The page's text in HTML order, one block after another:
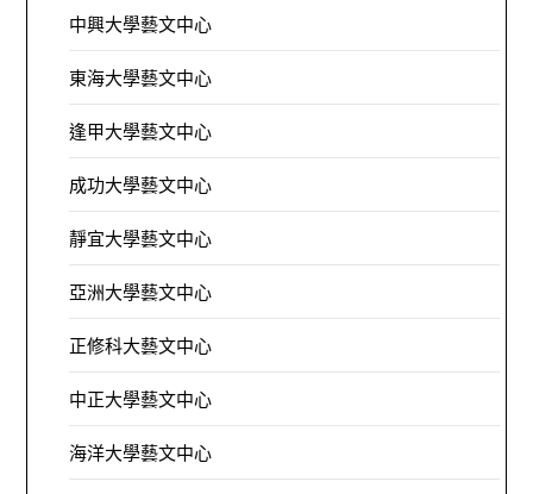
中興大學藝文中心
東海大學藝文中心
逢甲大學藝文中心
成功大學藝文中心
靜宜大學藝文中心
亞洲大學藝文中心
正修科大藝文中心
中正大學藝文中心
海洋大學藝文中心